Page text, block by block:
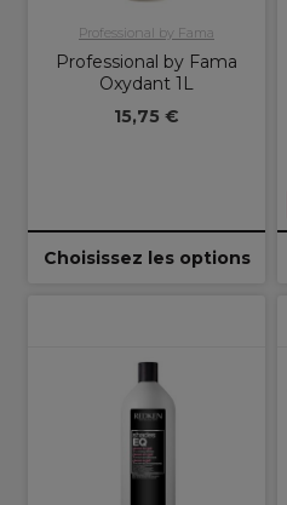
Professional by Fama
Professional by Fama
Oxydant 1L
15,75 €
Choisissez les options